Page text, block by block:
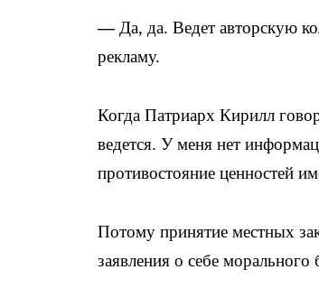
— Да, да. Ведет авторскую
рекламу.
Когда Патриарх Кирилл
ведется. У меня нет
противостояние ценностей
Потому принятие местных
заявления о себе